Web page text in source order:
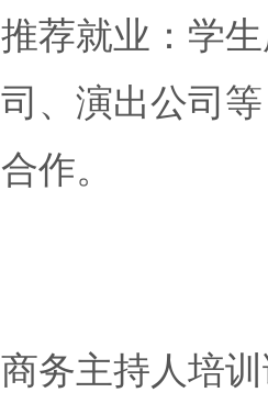
推荐就业：学
司、演出公司等
合作。
商务主持人培